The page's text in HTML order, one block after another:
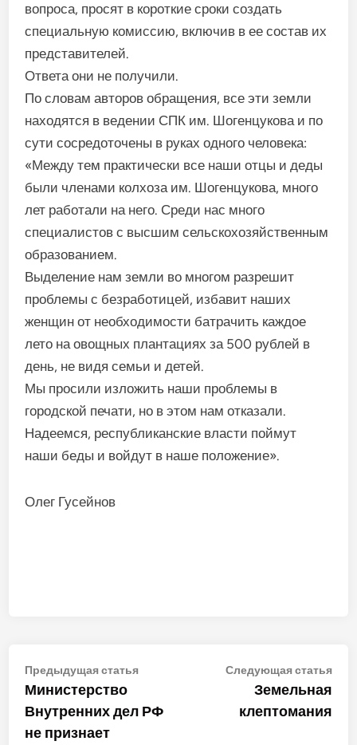
вопроса, просят в короткие сроки создать
специальную комиссию, включив в ее состав их
представителей.
Ответа они не получили.
По словам авторов обра­щения, все эти земли
находят­ся в ведении СПК им. Шогенцукова и по
сути сосредоточены в руках одного человека:
«Между тем практически все наши отцы и деды
были членами колхоза им. Шогенцукова, много
лет ра­ботали на него. Среди нас много
специалистов с высшим сельско­хозяйственным
образованием.
Выделение нам земли во многом разрешит
проблемы с безрабо­тицей, избавит наших
женщин от необходимости батрачить каж­дое
лето на овощных плантаци­ях за 500 рублей в
день, не видя семьи и детей.
Мы просили изложить наши проблемы в
городской печати, но в этом нам отказали.
Надеем­ся, республиканские власти пой­мут
наши беды и войдут в наше положение».
Олег Гусейнов
Навигация
по
записям
Предыдущая статьяПредыдущая
Министерство
Внутренних дел РФ
не признает
Следующая статья
Земельная
клептомания